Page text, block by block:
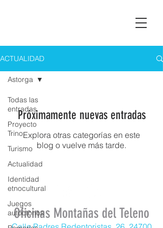
ACTUALIDAD
Todas las
entradas
Proyecto
Trino
Turismo
Actualidad
Identidad
etnocultural
Juegos
autóctonos
Astorga
Próximamente nuevas entradas
Explora otras categorías en este
blog o vuelve más tarde.
Oficinas Montañas del Teleno